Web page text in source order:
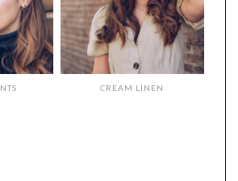
CREAM LINEN